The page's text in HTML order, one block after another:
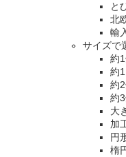
と
北
輸
サイズで
約
約
約
約
大
加
円
楕